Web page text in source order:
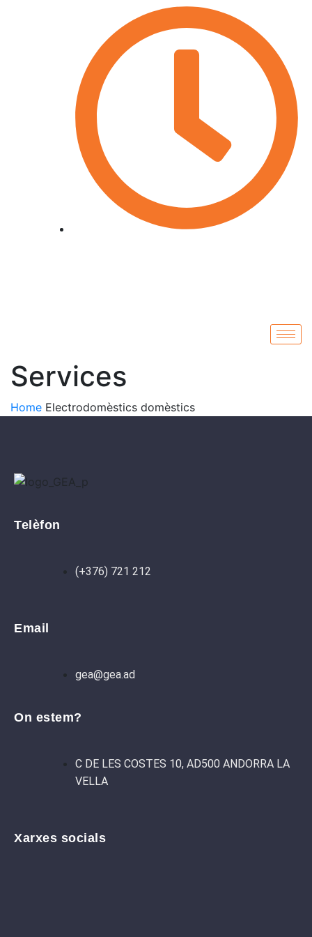
Services
Home Electrodomèstics domèstics
Telèfon
(+376) 721 212
Email
gea@gea.ad
On estem?
C DE LES COSTES 10, AD500 ANDORRA LA
VELLA
Xarxes socials